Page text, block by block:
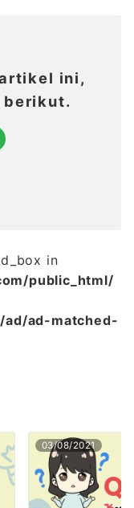
ini,
berikut.
in
public_html/
ad-matched-
03/08/2021